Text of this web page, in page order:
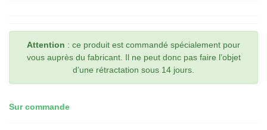
Attention : ce produit est commandé spécialement pour
vous auprès du fabricant. Il ne peut donc pas faire l’objet
d’une rétractation sous 14 jours.
Sur commande